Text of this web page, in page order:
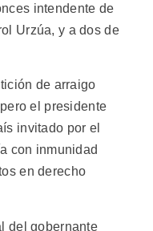
intendente de
Urzúa, y a dos de
de arraigo
el presidente
invitado por el
con inmunidad
en derecho
del gobernante